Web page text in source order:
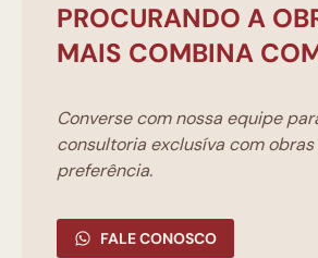
PROCURANDO A
MAIS COMBINA
Converse com nossa equipe
consultoria exclusíva com obras
preferência.
FALE CONOSCO